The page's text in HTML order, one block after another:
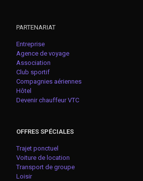
PARTENARIAT
Entreprise
Agence de voyage
Association
Club sportif
Compagnies aériennes
Hôtel
Devenir chauffeur VTC
OFFRES SPÉCIALES
Trajet ponctuel
Voiture de location
Transport de groupe
Loisir